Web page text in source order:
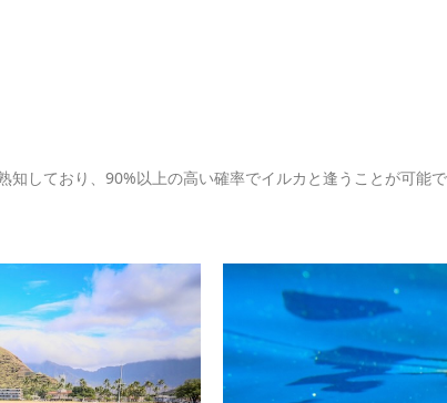
しており、90%以上の高い確率でイルカと逢うことが可能